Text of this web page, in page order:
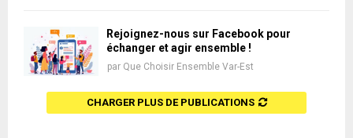
Rejoignez-nous sur Facebook pour
échanger et agir ensemble !
par Que Choisir Ensemble Var-Est
CHARGER PLUS DE PUBLICATIONS